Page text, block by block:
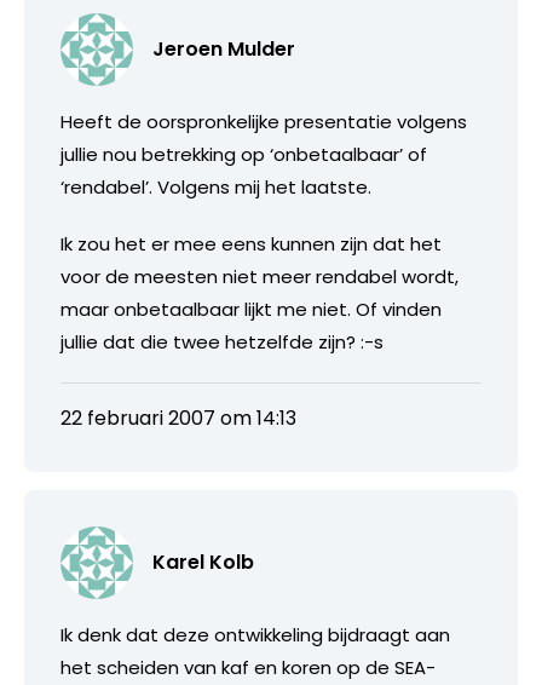
Jeroen Mulder
Heeft de oorspronkelijke presentatie volgens
jullie nou betrekking op ‘onbetaalbaar’ of
‘rendabel’. Volgens mij het laatste.
Ik zou het er mee eens kunnen zijn dat het
voor de meesten niet meer rendabel wordt,
maar onbetaalbaar lijkt me niet. Of vinden
jullie dat die twee hetzelfde zijn? :-s
22 februari 2007 om 14:13
Karel Kolb
Ik denk dat deze ontwikkeling bijdraagt aan
het scheiden van kaf en koren op de SEA-